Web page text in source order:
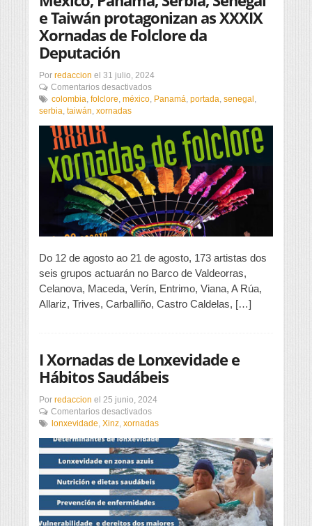
e Taiwán protagonizan as XXXIX
Xornadas de Folclore da
Deputación
Por redaccion el 31 julio, 2024
Comentarios desactivadosen
Seis
Colombia,
México,
Panamá,
Serbia,
Senegal
e
Taiwán
protagonizan
as
Xornadas
de
Folclore
da
Deputación
colombia, folclore, méxico, Panamá, portada, senegal,
serbia, taiwán, xornadas
Do 12 de agosto ao 21 de agosto, 173 artistas dos
seis grupos actuarán no Barco de Valdeorras,
Celanova, Maceda, Verín, Entrimo, Viana, A Rúa,
Allariz, Trives, Carballiño, Castro Caldelas, […]
I Xornadas de Lonxevidade e
Hábitos Saudábeis
Por redaccion el 25 junio, 2024
Comentarios desactivadosen
I
de
Lonxevidade
e
Hábitos
Saudábeis
lonxevidade Xinz xornadas